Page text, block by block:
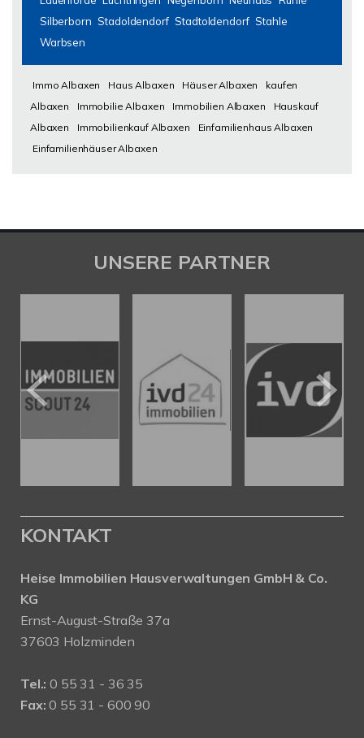
Silberborn Stadoldendorf Stadtoldendorf Stahle
Warbsen
Immo Albaxen Haus Albaxen Häuser Albaxen
kaufen
Albaxen
Immobilie Albaxen Immobilien Albaxen
Hauskauf
Albaxen
Immobilienkauf Albaxen
Einfamilienhaus Albaxen
Einfamilienhäuser Albaxen
UNSERE PARTNER
KONTAKT
Heise Immobilien Hausverwaltungen GmbH & Co.
KG
Ernst-August-Straße 37a
37603 Holzminden
Tel.: 0 55 31 - 36 35
Fax: 0 55 31 - 600 90